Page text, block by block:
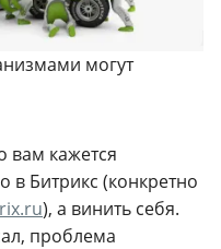
могут
вам кажется
Битрикс (конкретно
), а винить себя.
проблема